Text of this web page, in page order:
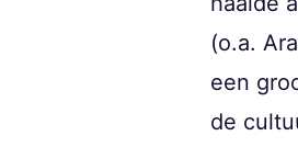
(o.a.
een
de